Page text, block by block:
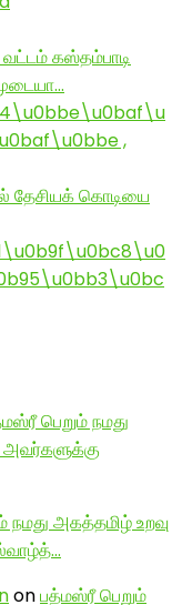
கஸ்தம்பாடி
,
தேசியக் கொடியை
பெறும் நமது
அவர்களுக்கு
நமது அகத்தமிழ் உறவு
onபத்மஸ்ரீ பெறும்